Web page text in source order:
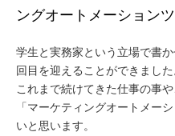
ングオートメーション
学生と実務家という立場で書
回目を迎えることができまし
これまで続けてきた仕事の事
「マーケティングオートメー
いと思います。